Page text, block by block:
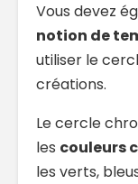
Vous devez
notion de
utiliser le
créations.
Le cercle
les couleurs
les verts,